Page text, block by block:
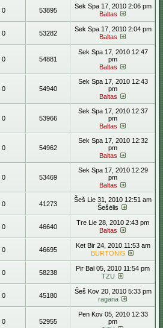
0 53895
Sek Spa 17, 2010 2:06 pm
Baltas
0 53282
Sek Spa 17, 2010 2:04 pm
Baltas
0 54881
Sek Spa 17, 2010 12:47
pm
Baltas
0 54940
Sek Spa 17, 2010 12:43
pm
Baltas
0 53966
Sek Spa 17, 2010 12:37
pm
Baltas
0 54962
Sek Spa 17, 2010 12:32
pm
Baltas
0 53469
Sek Spa 17, 2010 12:29
pm
Baltas
0 41273
Šeš Lie 31, 2010 12:51 am
Šešėlis
0 46640
Tre Lie 28, 2010 2:43 pm
Baltas
0 46695
Ket Bir 24, 2010 11:53 am
BURTONIS
0 58238
Pir Bal 05, 2010 11:54 pm
TZU
0 45180
Šeš Kov 20, 2010 5:33 pm
ragana
0 52955
Pen Kov 05, 2010 12:33
pm